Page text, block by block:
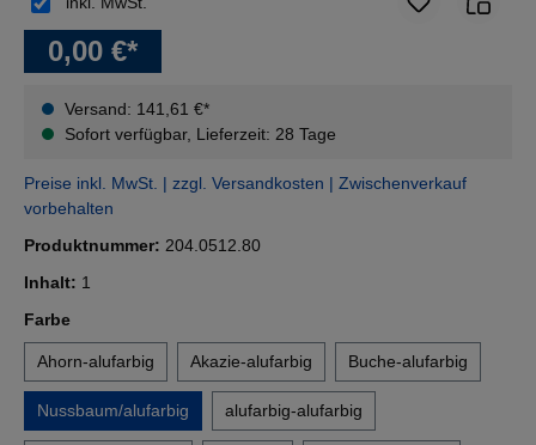
0,00 €*
Versand: 141,61 €*
Sofort verfügbar, Lieferzeit: 28 Tage
Preise inkl. MwSt. | zzgl. Versandkosten | Zwischenverkauf
vorbehalten
Produktnummer: 204.0512.80
Inhalt: 1
Farbeauswählen
Ahorn-alufarbig Akazie-alufarbig Buche-alufarbig
Nussbaum/alufarbig alufarbig-alufarbig